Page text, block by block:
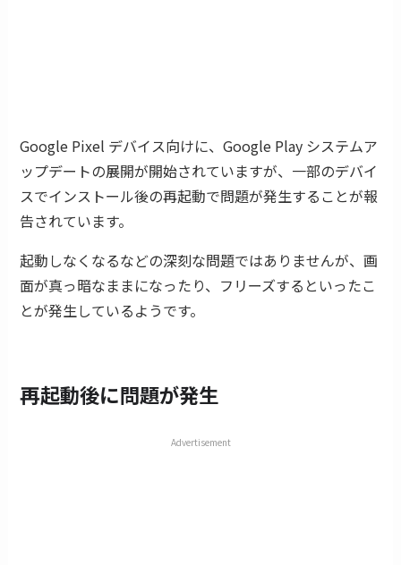
Google Pixel デバイス向けに、Google Play システムア
ップデートの展開が開始されていますが、一部のデバイ
スでインストール後の再起動で問題が発生することが報
告されています。
起動しなくなるなどの深刻な問題ではありませんが、画
面が真っ暗なままになったり、フリーズするといったこ
とが発生しているようです。
再起動後に問題が発生
Advertisement